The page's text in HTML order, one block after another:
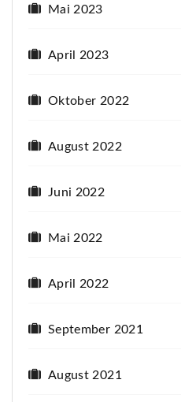
Mai 2023
April 2023
Oktober 2022
August 2022
Juni 2022
Mai 2022
April 2022
September 2021
August 2021